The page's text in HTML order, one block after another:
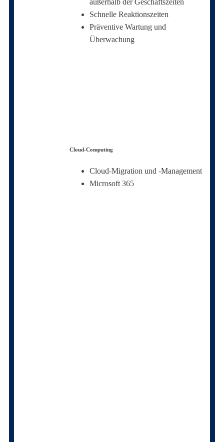
Schnelle Reaktionszeiten
Präventive Wartung und
Überwachung
Cloud-Computing
Cloud-Migration und -Management
Microsoft 365